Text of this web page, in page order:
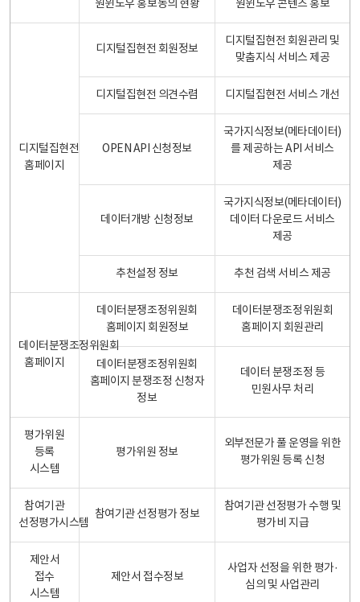
원윈도우 홍보동의 현황 원윈도우 콘텐츠 홍보
디지털집현전
홈페이지
디지털집현전 회원정보
디지털집현전 회원관리 및
맞춤지식 서비스 제공
디지털집현전 의견수렴 디지털집현전 서비스 개선
OPEN API 신청정보
국가지식정보(메타데이터)
를 제공하는 API 서비스
제공
데이터개방 신청정보
국가지식정보(메타데이터)
데이터 다운로드 서비스
제공
추천설정 정보 추천 검색 서비스 제공
데이터분쟁조정위원회
홈페이지
데이터분쟁조정위원회
홈페이지 회원정보
데이터분쟁조정위원회
홈페이지 회원관리
데이터분쟁조정위원회
홈페이지 분쟁조정 신청자
정보
데이터 분쟁조정 등
민원사무 처리
평가위원
등록
시스템
평가위원 정보
외부전문가 풀 운영을 위한
평가위원 등록 신청
참여기관
선정평가시스템
참여기관 선정평가 정보
참여기관 선정평가 수행 및
평가비 지급
제안서
접수
시스템
제안서 접수정보
사업자 선정을 위한 평가·
심의 및 사업관리